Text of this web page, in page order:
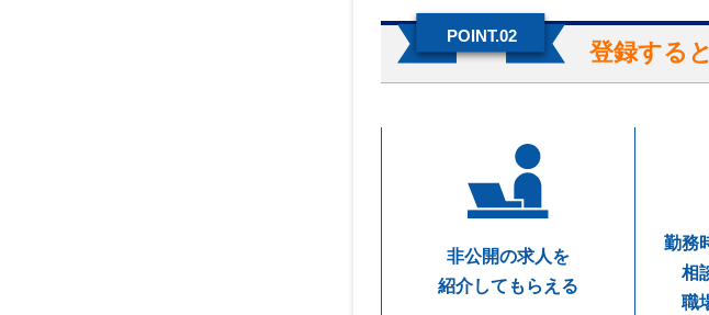
POINT.02
登録すると
非公開の求人を
紹介してもらえる
勤務
相
職